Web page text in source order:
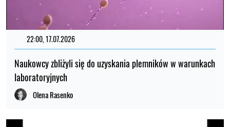
22:00, 17.07.2026
Naukowcy zbliżyli się do uzyskania plemników w warunkach
laboratoryjnych
Olena Rasenko